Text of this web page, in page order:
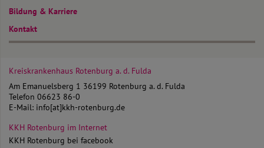
Bildung & Karriere
Kontakt
Kreiskrankenhaus Rotenburg a. d. Fulda
Am Emanuelsberg 1 36199 Rotenburg a. d. Fulda
Telefon 06623 86-0
E-Mail: info[at]kkh-rotenburg.de
KKH Rotenburg im Internet
KKH Rotenburg bei facebook